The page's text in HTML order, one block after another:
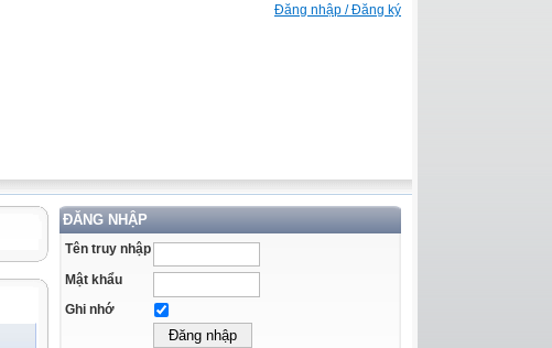
Đăng nhập / Đăng ký
ĐĂNG NHẬP
Tên truy nhập
Mật khẩu
Ghi nhớ